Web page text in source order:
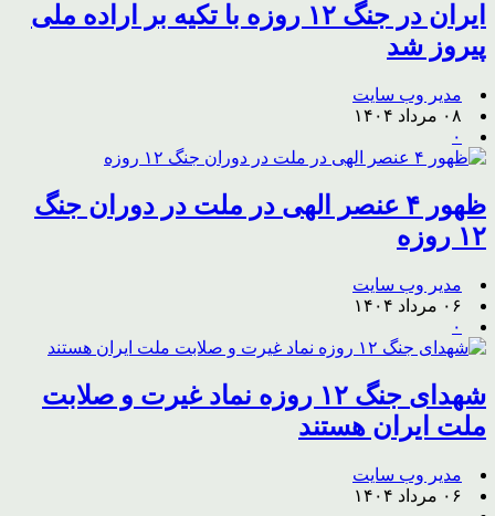
ایران در جنگ ۱۲ روزه با تکیه بر اراده ملی
پیروز شد
مدیر وب سایت
۰۸ مرداد ۱۴۰۴
۰
ظهور ۴ عنصر الهی در ملت در دوران جنگ
۱۲ روزه
مدیر وب سایت
۰۶ مرداد ۱۴۰۴
۰
شهدای جنگ ۱۲ روزه نماد غیرت و صلابت
ملت ایران هستند
مدیر وب سایت
۰۶ مرداد ۱۴۰۴